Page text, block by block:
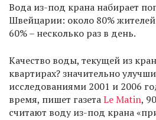
Вода из-под крана набирает
Швейцарии: около 80%
60% – несколько раз в день.
Качество воды, текущей из
квартирах? значительно
исследованиями 2001 и 2006
время, пишет газетаLe Matin,
считают воду из-под крана